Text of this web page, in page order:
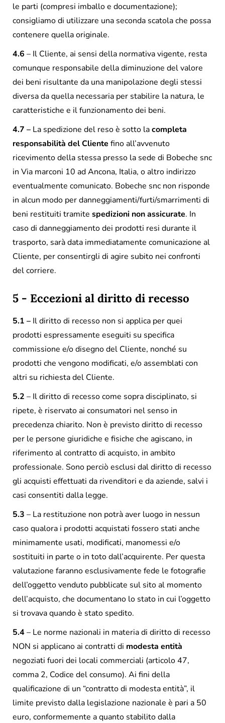
le parti (compresi imballo e documentazione);
consigliamo di utilizzare una seconda scatola che possa
contenere quella originale.
4.6 – Il Cliente, ai sensi della normativa vigente, resta
comunque responsabile della diminuzione del valore
dei beni risultante da una manipolazione degli stessi
diversa da quella necessaria per stabilire la natura, le
caratteristiche e il funzionamento dei beni.
4.7 – La spedizione del reso è sotto lacompleta
responsabilità del Cliente fino all’avvenuto
ricevimento della stessa presso la sede di Bobeche snc
in Via marconi 10 ad Ancona, Italia, o altro indirizzo
eventualmente comunicato. Bobeche snc non risponde
in alcun modo per danneggiamenti/furti/smarrimenti di
beni restituiti tramite spedizioni non assicurate. In
caso di danneggiamento dei prodotti resi durante il
trasporto, sarà data immediatamente comunicazione al
Cliente, per consentirgli di agire subito nei confronti
del corriere.
5 - Eccezioni al diritto di recesso
5.1 – Il diritto di recesso non si applica per quei
prodotti espressamente eseguiti su specifica
commissione e/o disegno del Cliente, nonché su
prodotti che vengono modificati, e/o assemblati con
altri su richiesta del Cliente.
5.2 – Il diritto di recesso come sopra disciplinato, si
ripete, è riservato ai consumatori nel senso in
precedenza chiarito. Non è previsto diritto di recesso
per le persone giuridiche e fisiche che agiscano, in
riferimento al contratto di acquisto, in ambito
professionale. Sono perciò esclusi dal diritto di recesso
gli acquisti effettuati da rivenditori e da aziende, salvi i
casi consentiti dalla legge.
5.3 – La restituzione non potrà aver luogo in nessun
caso qualora i prodotti acquistati fossero stati anche
minimamente usati, modificati, manomessi e/o
sostituiti in parte o in toto dall’acquirente. Per questa
valutazione faranno esclusivamente fede le fotografie
dell’oggetto venduto pubblicate sul sito al momento
dell’acquisto, che documentano lo stato in cui l’oggetto
si trovava quando è stato spedito.
5.4– Le norme nazionali in materia di diritto di recesso
NON si applicano ai contratti di modesta entità
negoziati fuori dei locali commerciali (articolo 47,
comma 2, Codice del consumo). Ai fini della
qualificazione di un “contratto di modesta entità”, il
limite previsto dalla legislazione nazionale è pari a 50
euro, conformemente a quanto stabilito dalla